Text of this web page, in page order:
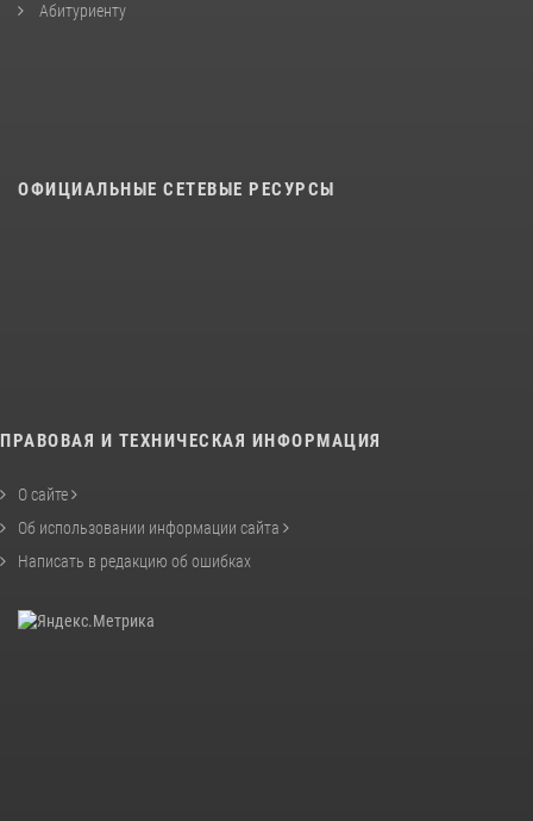
Абитуриенту
ОФИЦИАЛЬНЫЕ СЕТЕВЫЕ РЕСУРСЫ
ПРАВОВАЯ И ТЕХНИЧЕСКАЯ ИНФОРМАЦИЯ
О сайте
Об использовании информации сайта
Написать в редакцию об ошибках